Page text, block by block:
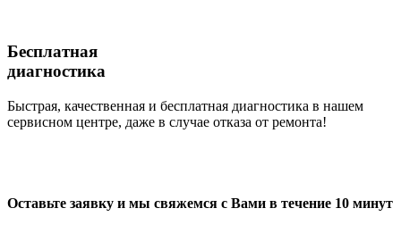
Бесплатная
диагностика
Быстрая, качественная и бесплатная диагностика в нашем
сервисном центре, даже в случае отказа от ремонта!
Оставьте заявку и мы свяжемся с Вами в течение 10 минут